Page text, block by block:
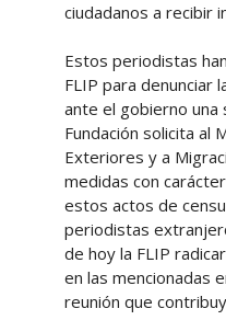
ciudadanos a recibir
Estos periodistas
FLIP para denunciar
ante el gobierno una
Fundación solicita al
Exteriores y a
medidas con
estos actos de
periodistas
de hoy la FLIP
en las mencionadas
reunión que